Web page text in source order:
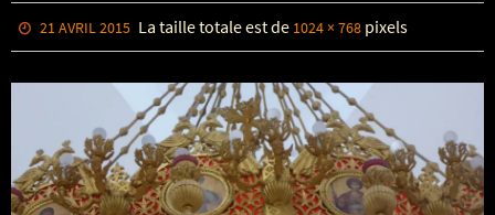
21 AVRIL 2015 La taille totale est de 1024 × 768 pixels